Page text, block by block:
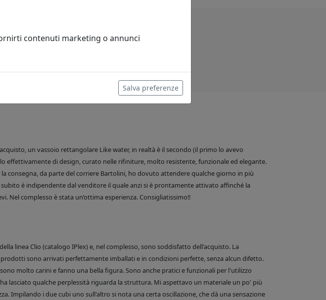
un vassoio rettangolare Like water, in realtà è il secondo (il primo lo avevo
effettivamente di design, curato nelle rifiniture, molto resistente, funzionale ed elegante.
la consegna, da parte del corriere Bartolini, ho dovuto attendere qualche giorno in più
è indipendente dal venditore il quale anzi si è prontamente attivato affinché la
Nel complesso è stata un’ottima esperienza. Consigliatissimo!!
linea Clio (catalogo IPlex) e, nel complesso, sono soddisfatto dell'acquisto. La
sono arrivati perfettamente imballati e in condizioni perfette, senza alcun difetto.
molto carini e fanno una bella figura. Sono anche pratici e funzionali per l'utilizzo
lasciato qualche perplessità riguarda la struttura. Mi aspettavo un materiale un po' più
Impilando i due cubi uno sull'altro si nota una certa oscillazione, che dà una sensazione
contenuti marketing o annunci
Salva preferenze